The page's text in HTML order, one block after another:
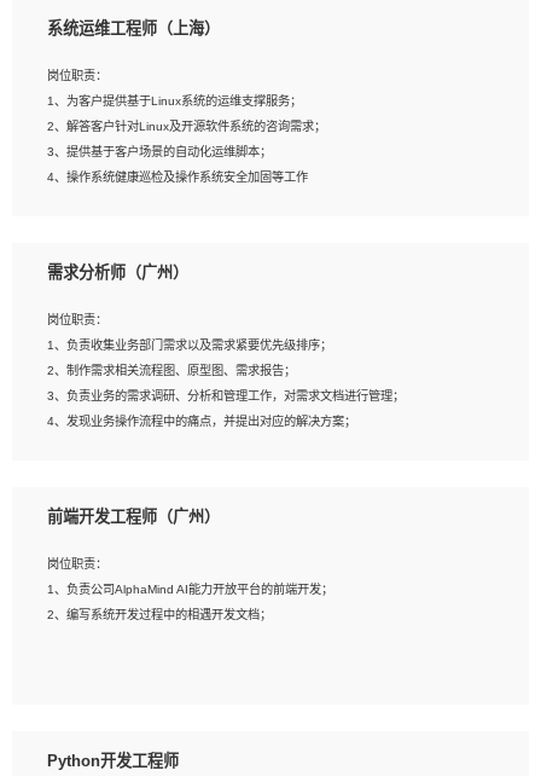
2、熟练使用After Effect、Photo Shop、熟练掌握视频剪辑和特效包装软件；
4、在剪辑上会思考，有一定编导思维；
5、踏实， 勤奋，愿意在工作中不断学习，提高自我；
6、能与同事友好相处。
系统运维工程师（上海）
岗位职责：
1、为客户提供基于Linux系统的运维支撑服务；
2、解答客户针对Linux及开源软件系统的咨询需求；
3、提供基于客户场景的自动化运维脚本；
4、操作系统健康巡检及操作系统安全加固等工作
1、全日制本科计算机相关专业毕业，3年以上相关工作经验；
3、熟练使用脚本语言，shell/python任一种，熟练使用Ansible
4、熟悉linux常见服务、中间件的基本原理、部署以及故障处理，如：Mysql、
Apache、Nginx、Zabbix、Kafka等
5、熟悉主流虚拟化技术，如：VMware、KVM
6、具备网络方面的基础知识，熟悉常见的网络协议，如TCP/IP，转发原理，路由优
8、有良好的文档编写能力和沟通能力，有RHCE证书优先
需求分析师（广州）
岗位职责：
1、负责收集业务部门需求以及需求紧要优先级排序；
2、制作需求相关流程图、原型图、需求报告；
3、负责业务的需求调研、分析和管理工作，对需求文档进行管理；
4、发现业务操作流程中的痛点，并提出对应的解决方案；
岗位要求：
2、熟悉产品及需求规划工具，如:Axure、Xmind、MS Project等；
3、具备良好的交流协调能力，有较强的责任感、工作积极主动；
4、有较强的系统需求分析、文档编写能力、沟通能力；
前端开发工程师（广州）
岗位职责：
1、负责公司AlphaMind AI能力开放平台的前端开发；
2、编写系统开发过程中的相遇开发文档；
3、熟悉react/vue/angular任何一种前端框架，熟悉react优先；
Python开发工程师